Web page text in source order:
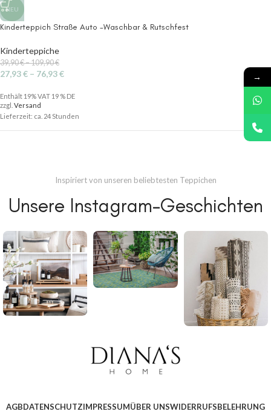
NEU
Kinderteppich Straße Auto -Waschbar & Rutschfest
Kinderteppiche
39,90€–109,90€
27,93€ – 76,93€
Enthält 19% VAT 19 % DE
zzgl. Versand
Lieferzeit: ca. 24 Stunden
Inspiriert von unseren beliebtesten Teppichen
Unsere Instagram-Geschichten
AGBDATENSCHUTZIMPRESSUMÜBER UNSWIDERRUFSBELEHRUNG
→